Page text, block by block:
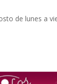
de lunes a